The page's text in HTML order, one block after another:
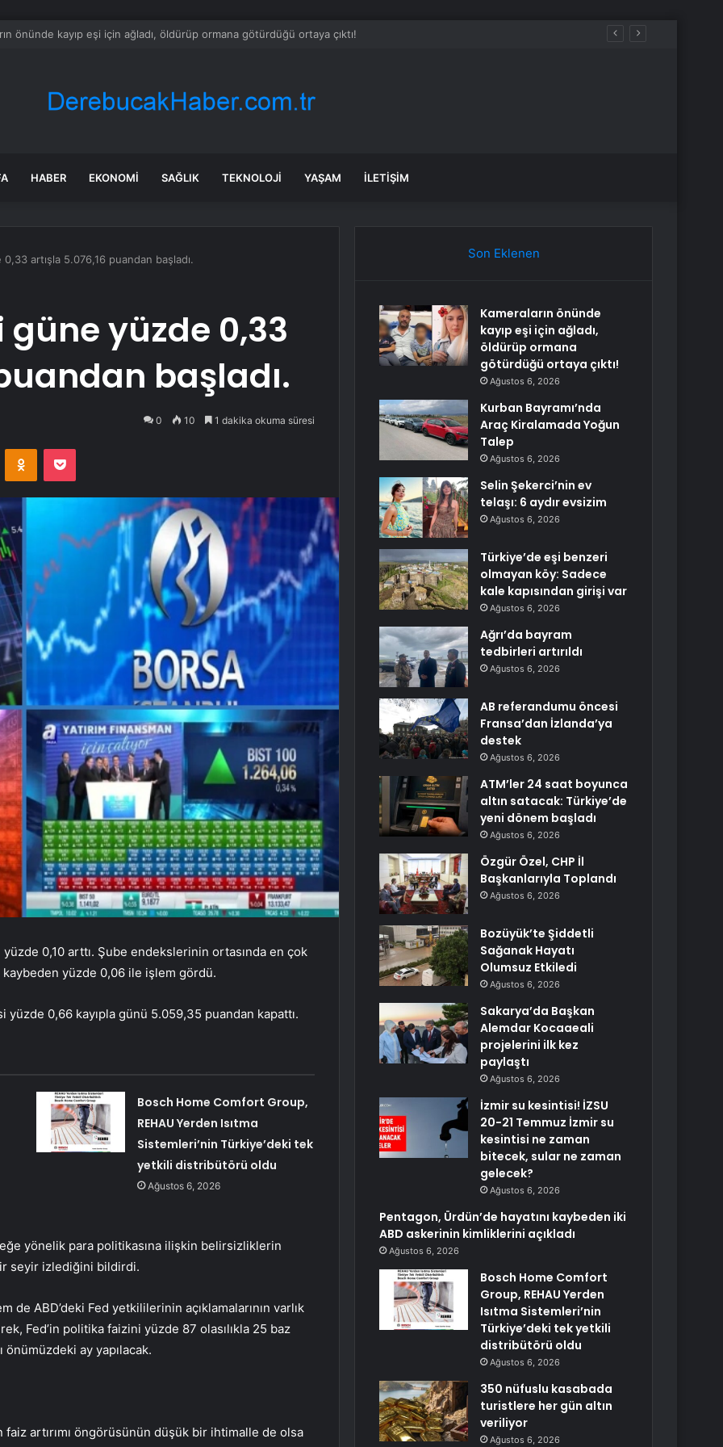
Araç Kiralamada Yoğun Talep
HABER EKONOMI SAĞLIK TEKNOLOJI YAŞAM İLETIŞIM
artışla 5.076,16 puandan başladı.
güne yüzde 0,33
başladı.
0 10 1 dakika okuma süresi
Odnoklassniki
Pocket
0,10 arttı. Şube endekslerinin ortasında en çok
yüzde 0,06 ile işlem gördü.
0,66 kayıpla günü 5.059,35 puandan kapattı.
Bosch Home Comfort Group,
REHAU Yerden Isıtma
Sistemleri’nin Türkiye’deki tek
yetkili distribütörü oldu
Ağustos 6, 2026
yönelik para politikasına ilişkin belirsizliklerin
seyir izlediğini bildirdi.
de ABD’deki Fed yetkililerinin açıklamalarının varlık
Fed’in politika faizini yüzde 87 olasılıkla 25 baz
önümüzdeki ay yapılacak.
faiz artırımı öngörüsünün düşük bir ihtimalle de olsa
Son Eklenen
Kameraların önünde
kayıp eşi için ağladı,
öldürüp ormana
götürdüğü ortaya çıktı!
Ağustos 6, 2026
Kurban Bayramı’nda
Araç Kiralamada Yoğun
Talep
Ağustos 6, 2026
Selin Şekerci’nin ev
telaşı: 6 aydır evsizim
Ağustos 6, 2026
Türkiye’de eşi benzeri
olmayan köy: Sadece
kale kapısından girişi var
Ağustos 6, 2026
Ağrı’da bayram
tedbirleri artırıldı
Ağustos 6, 2026
AB referandumu öncesi
Fransa’dan İzlanda’ya
destek
Ağustos 6, 2026
ATM’ler 24 saat boyunca
altın satacak: Türkiye’de
yeni dönem başladı
Ağustos 6, 2026
Özgür Özel, CHP İl
Başkanlarıyla Toplandı
Ağustos 6, 2026
Bozüyük’te Şiddetli
Sağanak Hayatı
Olumsuz Etkiledi
Ağustos 6, 2026
Sakarya’da Başkan
Alemdar Kocaaeali
projelerini ilk kez
paylaştı
Ağustos 6, 2026
İzmir su kesintisi! İZSU
20-21 Temmuz İzmir su
kesintisi ne zaman
bitecek, sular ne zaman
gelecek?
Ağustos 6, 2026
Pentagon, Ürdün’de hayatını kaybeden iki
ABD askerinin kimliklerini açıkladı
Ağustos 6, 2026
Bosch Home Comfort
Group, REHAU Yerden
Isıtma Sistemleri’nin
Türkiye’deki tek yetkili
distribütörü oldu
Ağustos 6, 2026
350 nüfuslu kasabada
turistlere her gün altın
veriliyor
Ağustos 6, 2026